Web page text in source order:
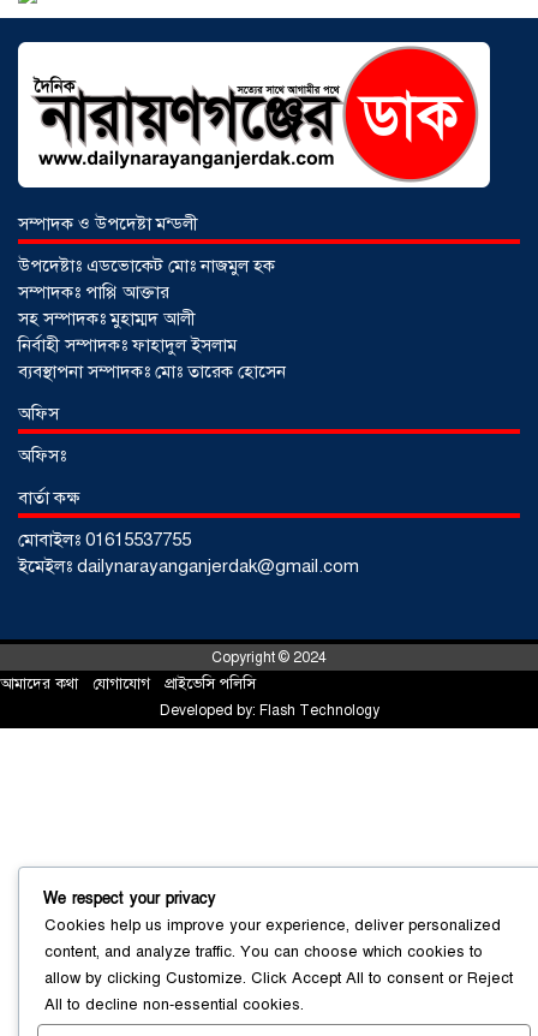
শর্টগান
০৩ আগস্ট ২০২৬
সোনারগাঁয়ে পরিত্যক্ত উন্নয়ন প্রকল্প:
ঠিকাদারের গাফিলতি নাকি তদারকির অভাব
সম্পাদক ও উপদেষ্টা মন্ডলী
উপদেষ্টাঃ এডভোকেট মোঃ নাজমুল হক
সম্পাদকঃ পাপ্পি আক্তার
সহ সম্পাদকঃ মুহাম্মদ আলী
নির্বাহী সম্পাদকঃ ফাহাদুল ইসলাম
ব্যবস্থাপনা সম্পাদকঃ মোঃ তারেক হোসেন
অফিস
অফিসঃ
বার্তা কক্ষ
মোবাইলঃ 01615537755
ইমেইলঃ dailynarayanganjerdak@gmail.com
Copyright © 2024
আমাদের কথা যোগাযোগ প্রাইভেসি পলিসি
Developed by: Flash Technology
We respect your privacy
Cookies help us improve your experience, deliver personalized
content, and analyze traffic. You can choose which cookies to
allow by clicking Customize. Click Accept All to consent orReject
All to decline non-essential cookies.